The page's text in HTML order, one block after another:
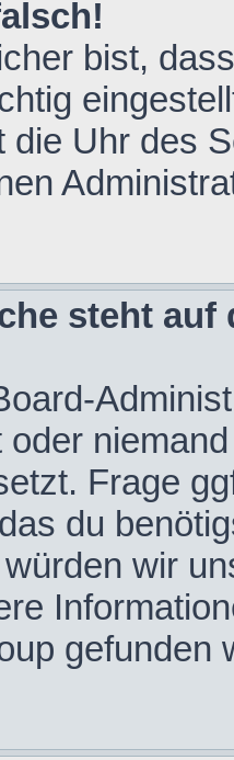
bist,
die Uhr des
steht
oder
Frage
du
wir
gefunden